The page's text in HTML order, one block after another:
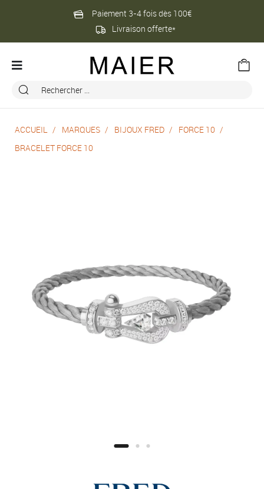
Paiement 3-4 fois dès 100€
Livraison offerte*
ACCUEIL MARQUES BIJOUX FRED
FORCE 10
BRACELET FORCE 10